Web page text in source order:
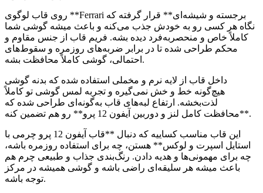
روی قاب لوگوی **Ferrari برجسته و شیشه‌ای** قرار گرفته که
نگاه هر کسی رو به خودش جذب می‌کنه و باعث میشه گوشی شما
کاملاً خاص و منحصربه‌فرد دیده بشه. فریم قاب از جنس مقاوم و
محکم طراحی شده تا در برابر ضربه‌های روزمره و سقوط‌های
احتمالی، گوشی کاملاً محافظت بشه.
داخل قاب از لایه نرم و مخملی استفاده شده که بدنه گوشی
هیچ‌گونه خط و خش نمی‌گیره و تجربه لمس گوشی تو کاملاً
لذت‌بخشه. ارتفاع لبه‌های قاب به‌گونه‌ای طراحی شده که
**محافظت کامل لنز و دوربین آیفون 12 پرو** رو هم تضمین کنه.
این قاب مناسب کساییه که دنبال **قاب آیفون 12 پرو چرمی با
استایل اسپرت و لوکس** هستن، چه برای استفاده روزمره باشه،
چه برای مهمونی‌ها و هدیه دادن. رنگ‌بندی جذاب و طبیعی چرم هم
باعث میشه هر سلیقه‌ای راضی باشه و گوشی همیشه در مرکز
توجه باشه.